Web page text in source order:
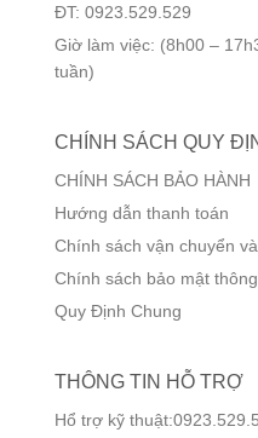
ĐT: 0923.529.529
Giờ làm việc: (8h00 –
tuần)
CHÍNH SÁCH QUY
CHÍNH SÁCH BẢO HÀNH
Hướng dẫn thanh toán
Chính sách vận chuyển
Chính sách bảo mật
Quy Định Chung
THÔNG TIN HỖ TRỢ
Hổ trợ kỹ